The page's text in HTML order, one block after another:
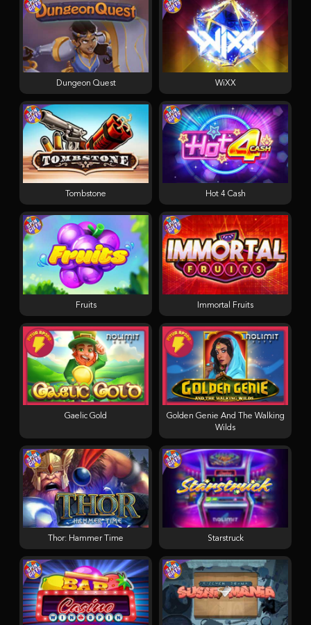
Starstruck
Golden Genie And The Walking
Wilds
Immortal Fruits
Dungeon Quest WiXX
Fruits
Hot 4 Cash
Tombstone
Gaelic Gold
Thor: Hammer Time